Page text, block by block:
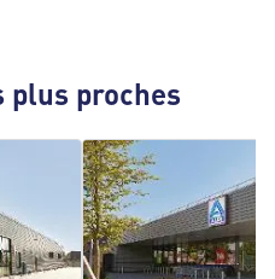
plus proches